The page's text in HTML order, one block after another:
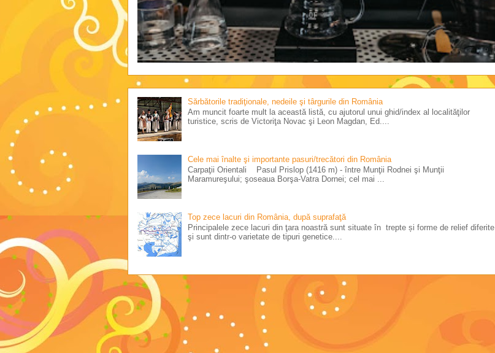
Sărbătorile tradiţionale, nedeile şi târgurile din România
Am muncit foarte mult la această listă, cu ajutorul unui ghid/index al localităţilor
turistice, scris de Victoriţa Novac şi Leon Magdan, Ed....
Cele mai înalte şi importante pasuri/trecători din România
Carpaţii Orientali Pasul Prislop (1416 m) - între Munţii Rodnei şi Munţii
Maramureşului; şoseaua Borşa-Vatra Dornei; cel mai ...
Top zece lacuri din România, după suprafaţă
Principalele zece lacuri din ţara noastră sunt situate în trepte și forme de relief diferite
şi sunt dintr-o varietate de tipuri genetice....